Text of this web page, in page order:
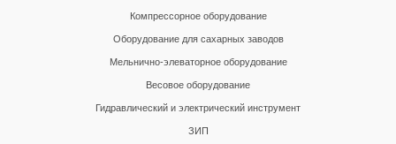
Компрессорное оборудование
Оборудование для сахарных заводов
Мельнично-элеваторное оборудование
Весовое оборудование
Гидравлический и электрический инструмент
ЗИП